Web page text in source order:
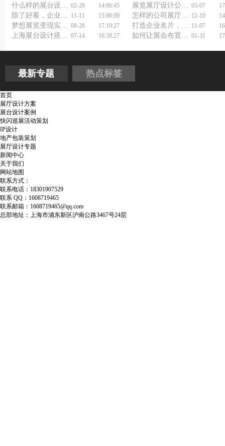
什么样的展台设计，能让展台展览一眼难忘？ 02-28 14:06:45 展览展厅设计公司真的能帮你省下30%预算？揭秘省钱秘诀！ 05-07
除了好看，企业展厅策划设计公司还能带来哪些实际回报？ 11-11 15:00:09 怎样的公司展厅设计方案能让观众主动拍照传播？ 12-10
梦想展览变现实？上海展厅展览设计公司帮你实现！ 08-28 17:19:27 打造企业名片，专业展厅设计装修策划公司助力 11-07
上海展台设计搭建公司浅谈展台制作 07-14 16:38:27 如何让展会布置搭建公司为你的品牌加分？ 01-31
最新专题 热点标签
首页
展厅设计方案
展台设计案例
快闪巡展活动策划
IP设计
地产包装策划
展厅设计专题
新闻中心
关于我们
网站地图
联系方式：
联系电话：18301907529
联系 QQ：1608719465
联系邮箱：1608719465@qq.com
总部地址：上海市浦东新区沪南公路3467号24层